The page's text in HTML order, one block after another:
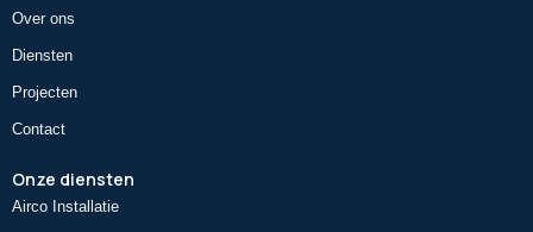
Over ons
Diensten
Projecten
Contact
Onze diensten
Airco Installatie